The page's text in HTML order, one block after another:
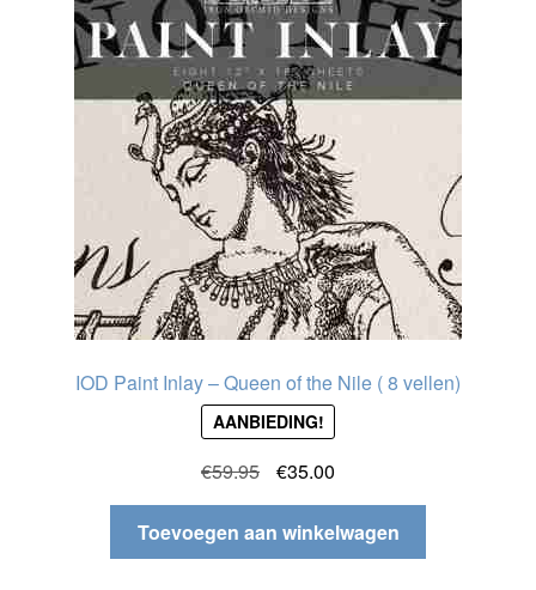
IOD Paint Inlay – Queen of the Nile ( 8 vellen)
AANBIEDING!
€59.95
Oorspronkelijke
prijs
was:
€59.95.
€35.00Huidige
prijs
is:
€35.00.
Toevoegen aan winkelwagen